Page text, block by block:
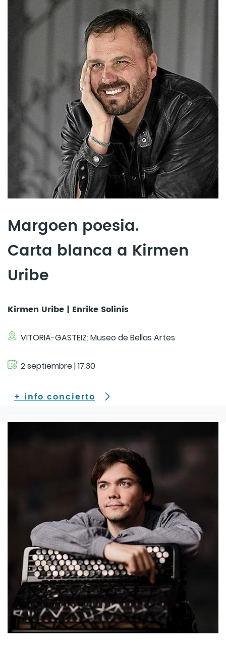
Margoen poesia.
Carta blanca a Kirmen
Uribe
Kirmen Uribe | Enrike Solinís
VITORIA-GASTEIZ: Museo de Bellas Artes
2 septiembre | 17.30
+ info concierto